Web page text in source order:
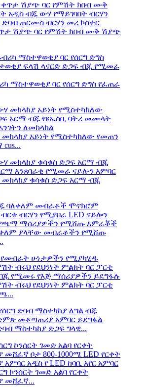
ሽያጭ ባር የምሽት ክበብ ሙቅ ሽያጭ
ማስተዋወቂያ ባር የሰርግ ድግስ የፈጠራ
መከላከያ አይነት የሚስተካከለው የመጠን
መከላከያ ቁሳቁስ ድጋፍ አርማ ብጁ
ያላቸው መብራቶችን የሚሸጡ
ብሩህ የደህንነት ምልክት ባር ፓርቲ
ማስተካከያ ድጋፍ ግላዊ...
ኮንሰርት ገመድ አልባ የርቀት
መሸፈኛ...